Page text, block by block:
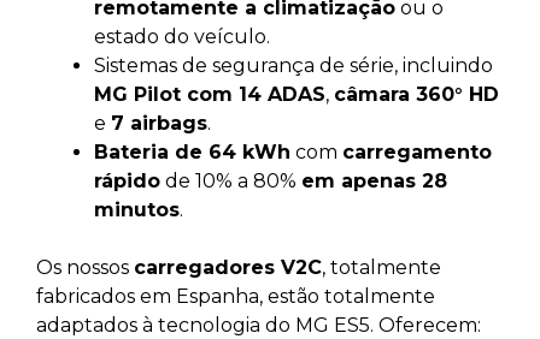
remotamente a climatização ou o
estado do veículo.
Sistemas de segurança de série, incluindo
MG Pilot com 14 ADAS, câmara 360° HD
e 7 airbags.
Bateria de 64 kWh com carregamento
rápido de 10% a 80% em apenas 28
minutos.
Os nossos carregadores V2C, totalmente
fabricados em Espanha, estão totalmente
adaptados à tecnologia do MG ES5. Oferecem: